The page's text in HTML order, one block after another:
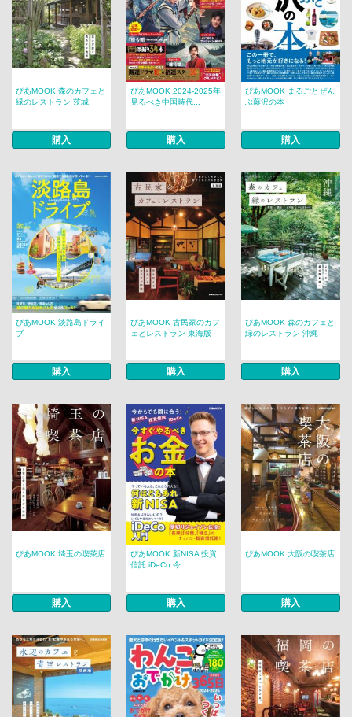
ぴあMOOK 森のカフェと
緑のレストラン 茨城
購入
ぴあMOOK 2024-2025年
見るべき中国時代...
購入
ぴあMOOK まるごとぜん
ぶ藤沢の本
購入
ぴあMOOK 淡路島ドライ
ブ
購入
ぴあMOOK 古民家のカフ
ェとレストラン 東海版
購入
ぴあMOOK 森のカフェと
緑のレストラン 沖縄
購入
ぴあMOOK 埼玉の喫茶店
購入
ぴあMOOK 新NISA 投資
信託 iDeCo 今...
購入
ぴあMOOK 大阪の喫茶店
購入